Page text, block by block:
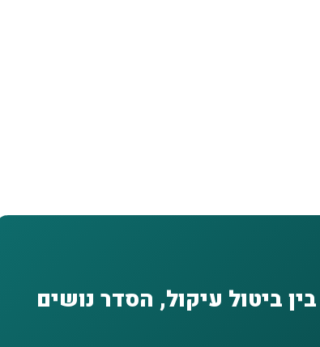
ביטול עיקול, הסדר נושים